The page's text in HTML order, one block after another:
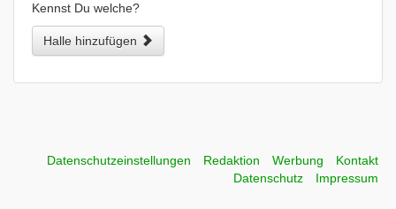
Kennst Du welche?
Halle hinzufügen
Datenschutzeinstellungen Redaktion Werbung
Kontakt
Datenschutz
Impressum